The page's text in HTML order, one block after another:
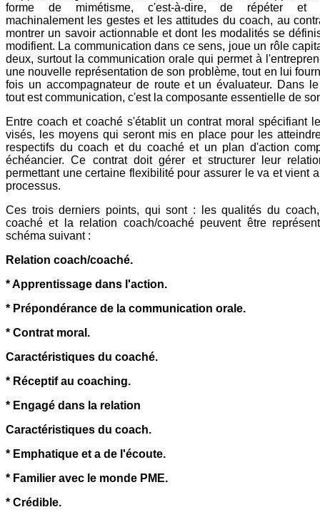
forme de mimétisme, c'est-à-dire, de répéter et
machinalement les gestes et les attitudes du coach, au
montrer un savoir actionnable et dont les modalités se
modifient. La communication dans ce sens, joue un rôle
deux, surtout la communication orale qui permet à
une nouvelle représentation de son problème, tout en lui
fois un accompagnateur de route et un évaluateur. Dans
tout est communication, c'est la composante essentielle de
Entre coach et coaché s'établit un contrat moral spécifiant
visés, les moyens qui seront mis en place pour les
respectifs du coach et du coaché et un plan d'action
échéancier. Ce contrat doit gérer et structurer leur
permettant une certaine flexibilité pour assurer le va et vient
processus.
Ces trois derniers points, qui sont : les qualités du
coaché et la relation coach/coaché peuvent être
schéma suivant :
Relation coach/coaché.
* Apprentissage dans l'action.
* Prépondérance de la communication orale.
* Contrat moral.
Caractéristiques du coaché.
* Réceptif au coaching.
* Engagé dans la relation
Caractéristiques du coach.
* Emphatique et a de l'écoute.
* Familier avec le monde PME.
* Crédible.